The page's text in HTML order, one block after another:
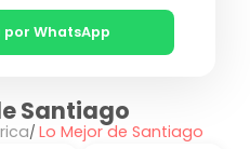
por WhatsApp
Santiago
Lo Mejor de Santiago